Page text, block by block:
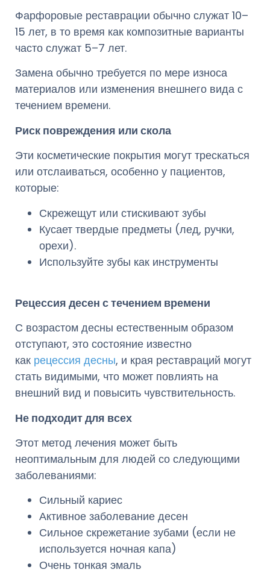
Фарфоровые реставрации обычно служат 10–
15 лет, в то время как композитные варианты
часто служат 5–7 лет.
Замена обычно требуется по мере износа
материалов или изменения внешнего вида с
течением времени.
Риск повреждения или скола
Эти косметические покрытия могут трескаться
или отслаиваться, особенно у пациентов,
которые:
Скрежещут или стискивают зубы
Кусает твердые предметы (лед, ручки,
орехи).
Используйте зубы как инструменты
Рецессия десен с течением времени
С возрастом десны естественным образом
отступают, это состояние известно
как рецессия десны, и края реставраций могут
стать видимыми, что может повлиять на
внешний вид и повысить чувствительность.
Не подходит для всех
Этот метод лечения может быть
неоптимальным для людей со следующими
заболеваниями:
Сильный кариес
Активное заболевание десен
Сильное скрежетание зубами (если не
используется ночная капа)
Очень тонкая эмаль